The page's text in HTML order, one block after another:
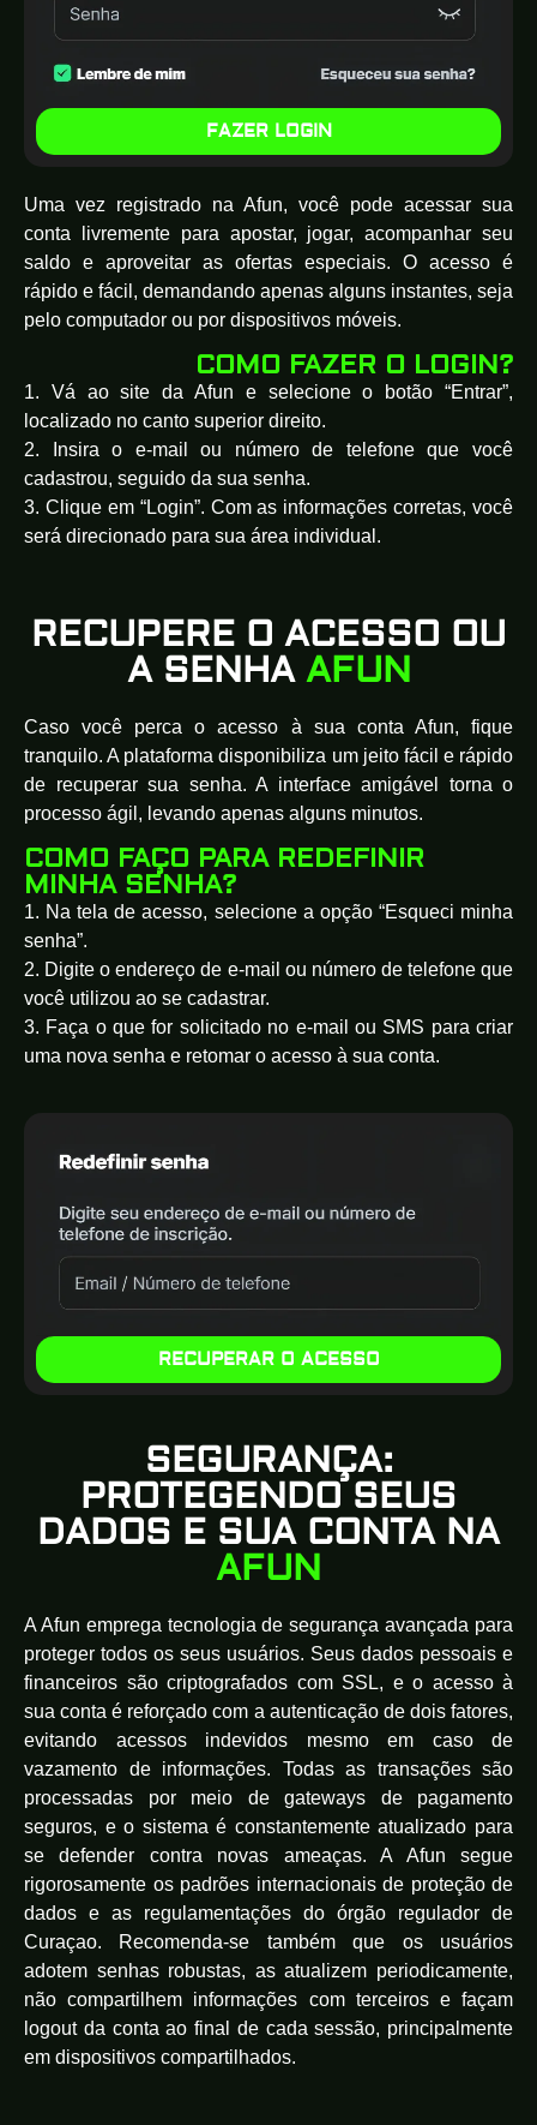
FAZER LOGIN
Uma vez registrado na Afun, você pode acessar sua
conta livremente para apostar, jogar, acompanhar seu
saldo e aproveitar as ofertas especiais. O acesso é
rápido e fácil, demandando apenas alguns instantes, seja
pelo computador ou por dispositivos móveis.
COMO FAZER O LOGIN?
1. Vá ao site da Afun e selecione o botão “Entrar”,
localizado no canto superior direito.
2. Insira o e-mail ou número de telefone que você
cadastrou, seguido da sua senha.
3. Clique em “Login”. Com as informações corretas, você
será direcionado para sua área individual.
RECUPERE O ACESSO OU
A SENHA AFUN
Caso você perca o acesso à sua conta Afun, fique
tranquilo. A plataforma disponibiliza um jeito fácil e rápido
de recuperar sua senha. A interface amigável torna o
processo ágil, levando apenas alguns minutos.
COMO FAÇO PARA REDEFINIR
MINHA SENHA?
1. Na tela de acesso, selecione a opção “Esqueci minha
senha”.
2. Digite o endereço de e-mail ou número de telefone que
você utilizou ao se cadastrar.
3. Faça o que for solicitado no e-mail ou SMS para criar
uma nova senha e retomar o acesso à sua conta.
RECUPERAR O ACESSO
SEGURANÇA:
PROTEGENDO SEUS
DADOS E SUA CONTA NA
AFUN
A Afun emprega tecnologia de segurança avançada para
proteger todos os seus usuários. Seus dados pessoais e
financeiros são criptografados com SSL, e o acesso à
sua conta é reforçado com a autenticação de dois fatores,
evitando acessos indevidos mesmo em caso de
vazamento de informações. Todas as transações são
processadas por meio de gateways de pagamento
seguros, e o sistema é constantemente atualizado para
se defender contra novas ameaças. A Afun segue
rigorosamente os padrões internacionais de proteção de
dados e as regulamentações do órgão regulador de
Curaçao. Recomenda-se também que os usuários
adotem senhas robustas, as atualizem periodicamente,
não compartilhem informações com terceiros e façam
logout da conta ao final de cada sessão, principalmente
em dispositivos compartilhados.